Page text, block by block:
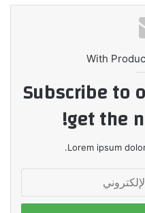
With
Subscribe to
get the
Lorem ipsum